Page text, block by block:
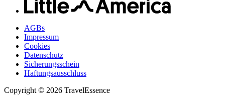
AGBs
Impressum
Cookies
Datenschutz
Sicherungsschein
Haftungsausschluss
Copyright © 2026 TravelEssence